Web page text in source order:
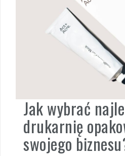
Jak wybrać
drukarnię
swojego